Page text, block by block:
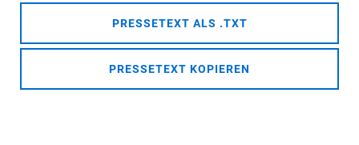
PRESSETEXT ALS .TXT
PRESSETEXT KOPIEREN